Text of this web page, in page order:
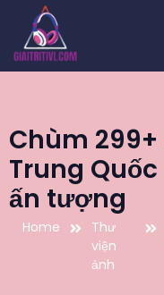
Chùm
Trung
ấn tượng
Home
Thư
viện
ảnh